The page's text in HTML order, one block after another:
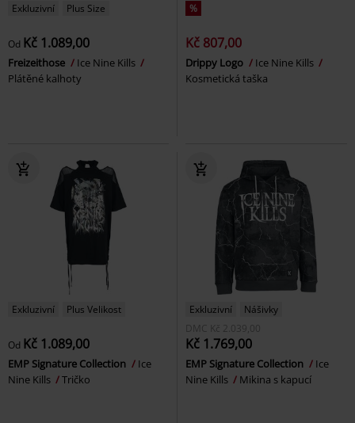
Exkluzivní Plus Size
Od Kč 1.089,00
Freizeithose
Ice Nine Kills
Plátěné kalhoty
%
Kč 807,00
Drippy Logo
Ice Nine Kills
Kosmetická taška
Exkluzivní Plus Velikost
Od Kč 1.089,00
EMP Signature Collection
Ice
Nine Kills
Tričko
Exkluzivní
Nášivky
DMC
Kč 2.039,00
Kč 1.769,00
EMP Signature Collection
Ice
Nine Kills
Mikina s kapucí